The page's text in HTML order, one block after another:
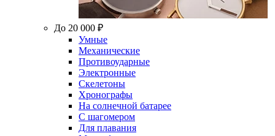
До 20 000 ₽
Умные
Механические
Противоударные
Электронные
Скелетоны
Хронографы
На солнечной батарее
С шагомером
Для плавания